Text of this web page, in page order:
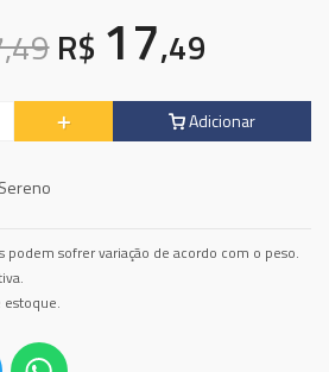
R$ 17,49
Adicionar
Sereno
podem sofrer variação de acordo com o peso.